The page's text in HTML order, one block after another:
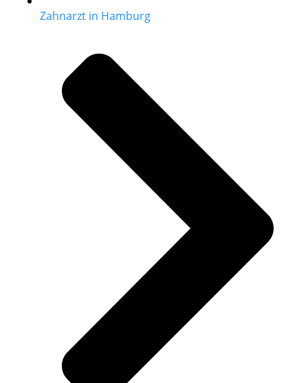
Zahnarzt in Hamburg